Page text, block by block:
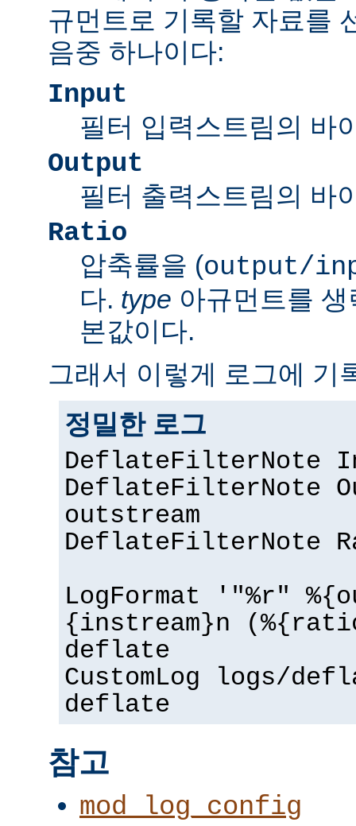
규먼트로 기록할 자료를
음중 하나이다:
Input
필터 입력스트림의 바
Output
필터 출력스트림의 바
Ratio
압축률을 (output/
다. type 아규먼트를
본값이다.
그래서 이렇게 로그에 기
정밀한 로그
DeflateFilterNote
DeflateFilterNote
outstream
DeflateFilterNote
LogFormat '"%r"
{instream}n
deflate
CustomLog logs/
deflate
참고
mod_log_config